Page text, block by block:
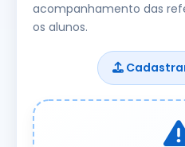
acompanhamento das
os alunos.